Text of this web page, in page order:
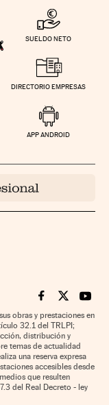
SUELDO NETO
DIRECTORIO EMPRESAS
APP ANDROID
Cinco Días en
Cinco Días
Cinco
obras y prestaciones en
32.1 del TRLPI;
distribución y
temas de actualidad
una reserva expresa
accesibles desde
que resulten
del Real Decreto - ley